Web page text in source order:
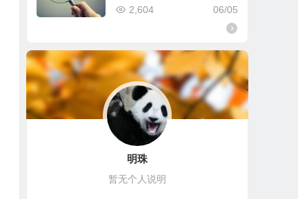
的魅力
06/05
2,604
明珠
暂无个人说明